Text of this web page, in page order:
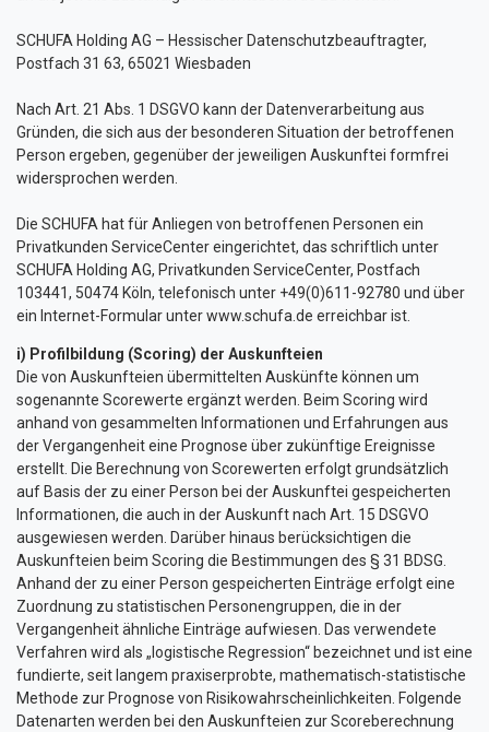
SCHUFA Holding AG – Hessischer Datenschutzbeauftragter,
Postfach 31 63, 65021 Wiesbaden
Nach Art. 21 Abs. 1 DSGVO kann der Datenverarbeitung aus
Gründen, die sich aus der besonderen Situation der betroffenen
Person ergeben, gegenüber der jeweiligen Auskunftei formfrei
widersprochen werden.
Die SCHUFA hat für Anliegen von betroffenen Personen ein
Privatkunden ServiceCenter eingerichtet, das schriftlich unter
SCHUFA Holding AG, Privatkunden ServiceCenter, Postfach
103441, 50474 Köln, telefonisch unter +49(0)611-92780 und über
ein Internet-Formular unter www.schufa.de erreichbar ist.
i) Profilbildung (Scoring) der Auskunfteien
Die von Auskunfteien übermittelten Auskünfte können um
sogenannte Scorewerte ergänzt werden. Beim Scoring wird
anhand von gesammelten Informationen und Erfahrungen aus
der Vergangenheit eine Prognose über zukünftige Ereignisse
erstellt. Die Berechnung von Scorewerten erfolgt grundsätzlich
auf Basis der zu einer Person bei der Auskunftei gespeicherten
Informationen, die auch in der Auskunft nach Art. 15 DSGVO
ausgewiesen werden. Darüber hinaus berücksichtigen die
Auskunfteien beim Scoring die Bestimmungen des § 31 BDSG.
Anhand der zu einer Person gespeicherten Einträge erfolgt eine
Zuordnung zu statistischen Personengruppen, die in der
Vergangenheit ähnliche Einträge aufwiesen. Das verwendete
Verfahren wird als „logistische Regression“ bezeichnet und ist eine
fundierte, seit langem praxiserprobte, mathematisch-statistische
Methode zur Prognose von Risikowahrscheinlichkeiten. Folgende
Datenarten werden bei den Auskunfteien zur Scoreberechnung